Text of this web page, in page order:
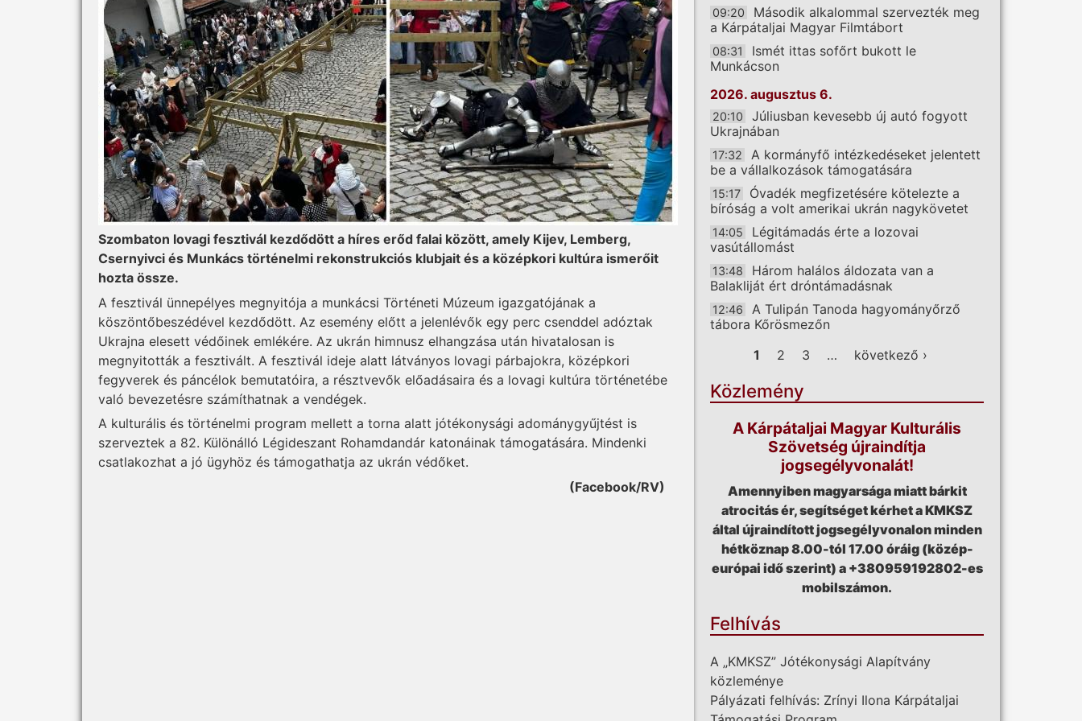
Szombaton lovagi fesztivál kezdődött a híres erőd falai között, amely Kijev, Lemberg,
Csernyivci és Munkács történelmi rekonstrukciós klubjait és a középkori kultúra ismerőit
hozta össze.
A fesztivál ünnepélyes megnyitója a munkácsi Történeti Múzeum igazgatójának a
köszöntőbeszédével kezdődött. Az esemény előtt a jelenlévők egy perc csenddel adóztak
Ukrajna elesett védőinek emlékére. Az ukrán himnusz elhangzása után hivatalosan is
megnyitották a fesztivált. A fesztivál ideje alatt látványos lovagi párbajokra, középkori
fegyverek és páncélok bemutatóira, a résztvevők előadásaira és a lovagi kultúra történetébe
való bevezetésre számíthatnak a vendégek.
A kulturális és történelmi program mellett a torna alatt jótékonysági adománygyűjtést is
szerveztek a 82. Különálló Légideszant Rohamdandár katonáinak támogatására. Mindenki
csatlakozhat a jó ügyhöz és támogathatja az ukrán védőket.
(Facebook/RV)
09:20
Második alkalommal szervezték meg
a Kárpátaljai Magyar Filmtábort
08:31
Ismét ittas sofőrt bukott le
Munkácson
2026. augusztus 6.
20:10
Júliusban kevesebb új autó fogyott
Ukrajnában
17:32
A kormányfő intézkedéseket jelentett
be a vállalkozások támogatására
15:17
Óvadék megfizetésére kötelezte a
bíróság a volt amerikai ukrán nagykövetet
14:05
Légitámadás érte a lozovai
vasútállomást
13:48
Három halálos áldozata van a
Balakliját ért dróntámadásnak
12:46
A Tulipán Tanoda hagyományőrző
tábora Kőrösmezőn
Oldalak
1 2 3 … következő ›
Közlemény
A Kárpátaljai Magyar Kulturális
Szövetség újraindítja
jogsegélyvonalát!
Amennyiben magyarsága miatt bárkit
atrocitás ér, segítséget kérhet a KMKSZ
által újraindított jogsegélyvonalon minden
hétköznap 8.00-tól 17.00 óráig (közép-
európai idő szerint) a +380959192802-es
mobilszámon.
Felhívás
A „KMKSZ” Jótékonysági Alapítvány
közleménye
Pályázati felhívás: Zrínyi Ilona Kárpátaljai